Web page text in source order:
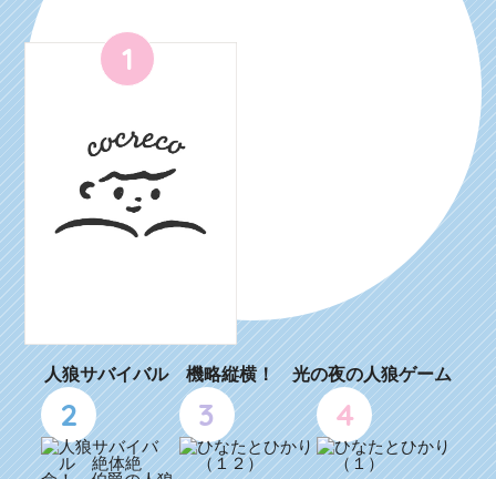
1
人狼サバイバル 機略縦横！ 光の夜の人狼ゲーム
2 3 4